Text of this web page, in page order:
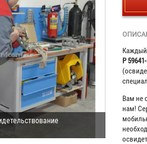
Каждый
Р
Вам не
нам!